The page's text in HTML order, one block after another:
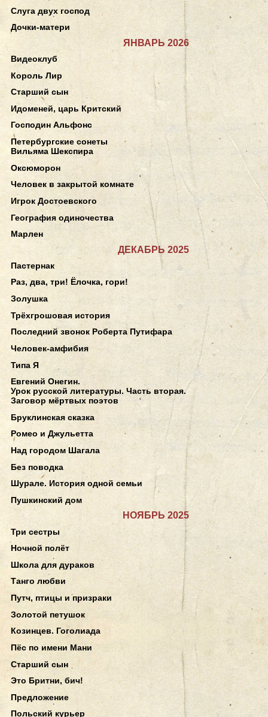
Слуга двух господ
Дочки-матери
ЯНВАРЬ 2026
Видеоклуб
Король Лир
Старший сын
Идоменей, царь Критский
Господин Альфонс
Петербургские сонеты
Вильяма Шекспира
Оксюморон
Человек в закрытой комнате
Игрок Достоевского
География одиночества
Марлен
ДЕКАБРЬ 2025
Пастернак
Раз, два, три! Ёлочка, гори!
Золушка
Трёхгрошовая история
Последний звонок Роберта Путифара
Человек-амфибия
Типа Я
Евгений Онегин.
Урок русской литературы. Часть вторая.
Заговор мёртвых поэтов
Бруклинская сказка
Ромео и Джульетта
Над городом Шагала
Без поводка
Шурале. История одной семьи
Пушкинский дом
НОЯБРЬ 2025
Три сестры
Ночной полёт
Школа для дураков
Танго любви
Путч, птицы и призраки
Золотой петушок
Козинцев. Гоголиада
Пёс по имени Мани
Старший сын
Это Бритни, бич!
Предложение
Польский курьер